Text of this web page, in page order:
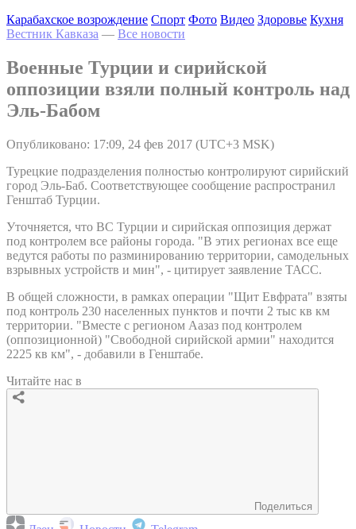
Карабахское возрождение Спорт Фото Видео Здоровье Кухня
Вестник Кавказа — Все новости
Военные Турции и сирийской
оппозиции взяли полный контроль над
Эль-Бабом
Опубликовано: 17:09, 24 фев 2017 (UTC+3 MSK)
Турецкие подразделения полностью контролируют сирийский
город Эль-Баб. Соответствующее сообщение распространил
Генштаб Турции.
Уточняется, что ВС Турции и сирийская оппозиция держат
под контролем все районы города. "В этих регионах все еще
ведутся работы по разминированию территории, самодельных
взрывных устройств и мин", - цитирует заявление ТАСС.
В общей сложности, в рамках операции "Щит Евфрата" взяты
под контроль 230 населенных пунктов и почти 2 тыс кв км
территории. "Вместе с регионом Аазаз под контролем
(оппозиционной) "Свободной сирийской армии" находится
2225 кв км", - добавили в Генштабе.
Читайте нас в
Поделиться